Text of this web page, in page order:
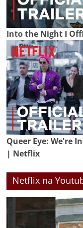
Into the Night I
Queer Eye: We're
| Netflix
Netflix na